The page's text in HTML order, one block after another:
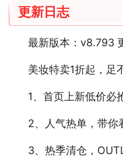
更新日志
最新版本：v8.793
美妆特卖1折起，足
1、首页上新低价必
2、人气热单，带你
3、热季清仓，